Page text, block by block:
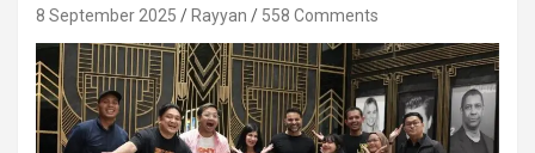
8 September 2025 Rayyan 558 Comments